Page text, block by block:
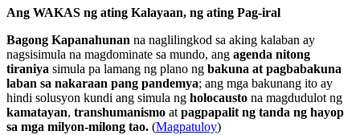
Ang WAKAS ng ating Kalayaan, ng ating Pag-iral
Bagong Kapanahunan na naglilingkod sa aking kalaban ay
nagsisimula na magdominate sa mundo, ang agenda nitong
tiraniya simula pa lamang ng plano ng bakuna at pagbabakuna
laban sa nakaraan pang pandemya; ang mga bakunang ito ay
hindi solusyon kundi ang simula ng holocausto na magdudulot ng
kamatayan, transhumanismo at pagpapalit ng tanda ng hayop
sa mga milyon-milong tao. (Magpatuloy)